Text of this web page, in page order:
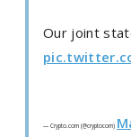
Our joint
— Crypto.com (@cryptocom)